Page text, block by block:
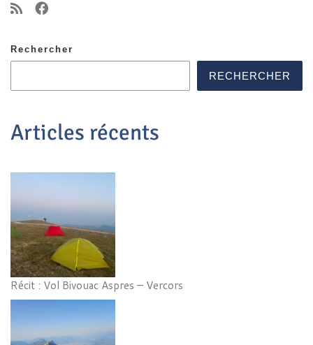
Rechercher
RECHERCHER
Articles récents
Récit : Vol Bivouac Aspres – Vercors